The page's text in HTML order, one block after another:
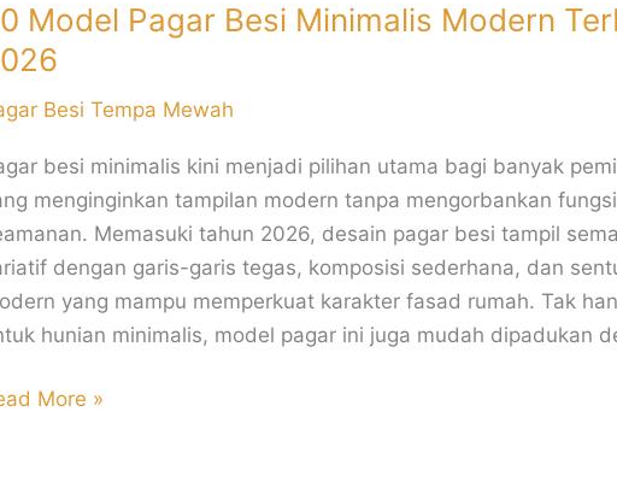
Model Pagar Besi Minimalis Modern
Besi Tempa Mewah
besi minimalis kini menjadi pilihan utama bagi banyak
menginginkan tampilan modern tanpa mengorbankan fungsi
Memasuki tahun 2026, desain pagar besi tampil
dengan garis-garis tegas, komposisi sederhana, dan
yang mampu memperkuat karakter fasad rumah. Tak
hunian minimalis, model pagar ini juga mudah dipadukan
More »